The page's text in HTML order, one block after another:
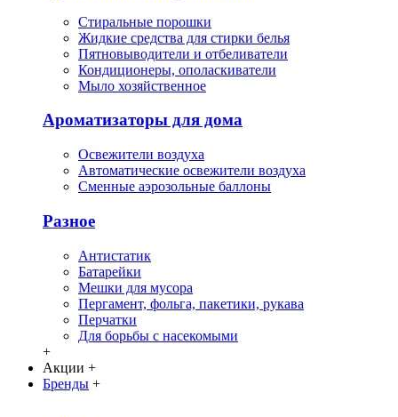
Стиральные порошки
Жидкие средства для стирки белья
Пятновыводители и отбеливатели
Кондиционеры, ополаскиватели
Мыло хозяйственное
Ароматизаторы для дома
Освежители воздуха
Автоматические освежители воздуха
Сменные аэрозольные баллоны
Разное
Антистатик
Батарейки
Мешки для мусора
Пергамент, фольга, пакетики, рукава
Перчатки
Для борьбы с насекомыми
+
Акции +
Бренды +